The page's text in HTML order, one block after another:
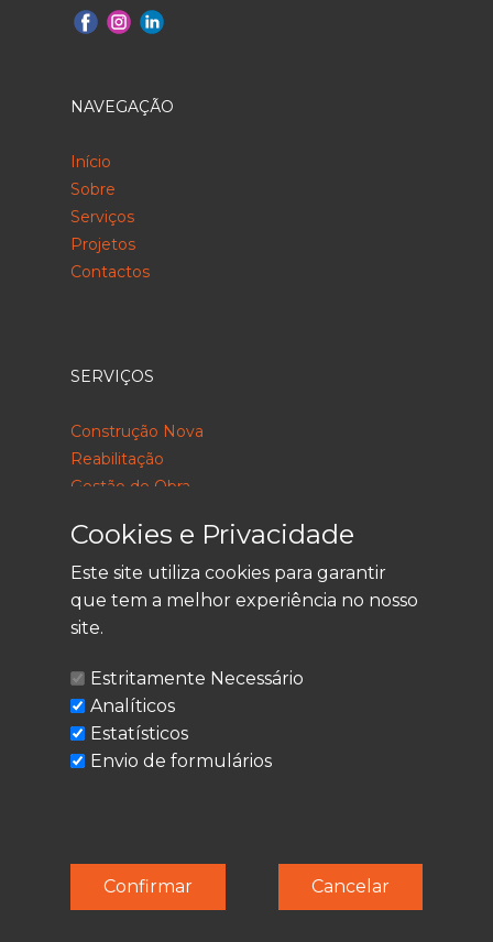
NAVEGAÇÃO
Início
Sobre
Serviços
Projetos
Contactos
SERVIÇOS
Construção Nova
Reabilitação
Gestão de Obra
LEGAL
Política de Privacidade
Termos de Utilização
Cookies
© Techolder. Todos os direitos reservados.
SmashLine
Cookies e Privacidade
Este site utiliza cookies para garantir
que tem a melhor experiência no nosso
site.
Estritamente Necessário
Analíticos
Estatísticos
Envio de formulários
Cancelar
Confirmar